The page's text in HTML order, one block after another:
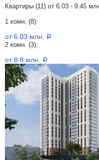
Квартиры (11) от 6.03 - 9.45
1 комн. (8):
от 6.03 млн. a
2 комн. (3):
от 8.8 млн. a